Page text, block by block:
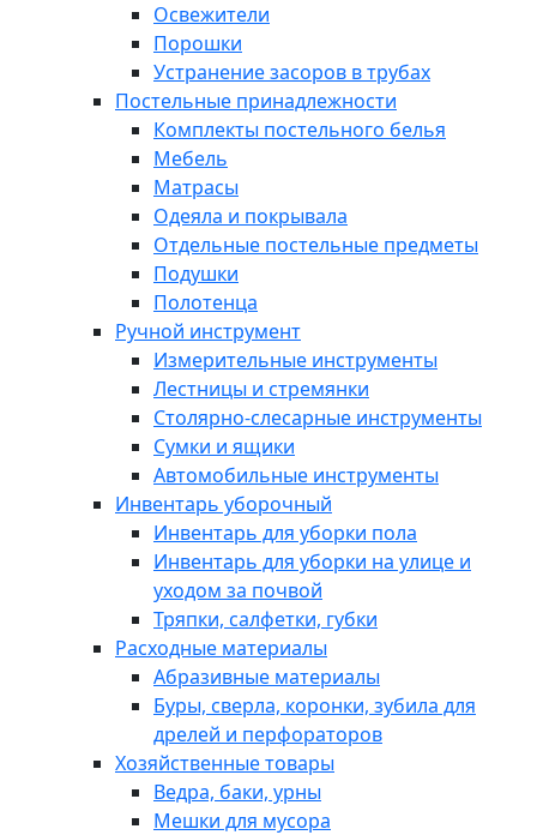
Освежители
Порошки
Устранение засоров в трубах
Постельные принадлежности
Комплекты постельного белья
Мебель
Матрасы
Одеяла и покрывала
Отдельные постельные предметы
Подушки
Полотенца
Ручной инструмент
Измерительные инструменты
Лестницы и стремянки
Столярно-слесарные инструменты
Сумки и ящики
Автомобильные инструменты
Инвентарь уборочный
Инвентарь для уборки пола
Инвентарь для уборки на улице и
уходом за почвой
Тряпки, салфетки, губки
Расходные материалы
Абразивные материалы
Буры, сверла, коронки, зубила для
дрелей и перфораторов
Хозяйственные товары
Ведра, баки, урны
Мешки для мусора